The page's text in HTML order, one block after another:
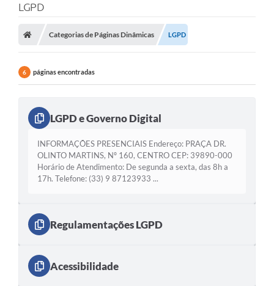
LGPD
Categorias de Páginas Dinâmicas LGPD
6 páginas encontradas
LGPD e Governo Digital
INFORMAÇÕES PRESENCIAIS Endereço: PRAÇA DR.
OLINTO MARTINS, Nº 160, CENTRO CEP: 39890-000
Horário de Atendimento: De segunda a sexta, das 8h a
17h. Telefone: (33) 9 87123933 ...
Regulamentações LGPD
Acessibilidade